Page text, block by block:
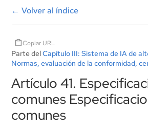
←Volver al índice
Copiar URL
Parte delCapítulo III: Sistema de IA de
Normas, evaluación de la conformidad,
Artículo 41.
comunes
comunes